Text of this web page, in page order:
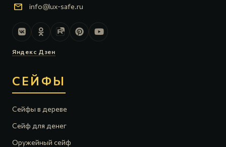
mail info@lux-safe.ru
Яндекс Дзен
СЕЙФЫ
Сейфы в дереве
Сейф для денег
Оружейный сейф